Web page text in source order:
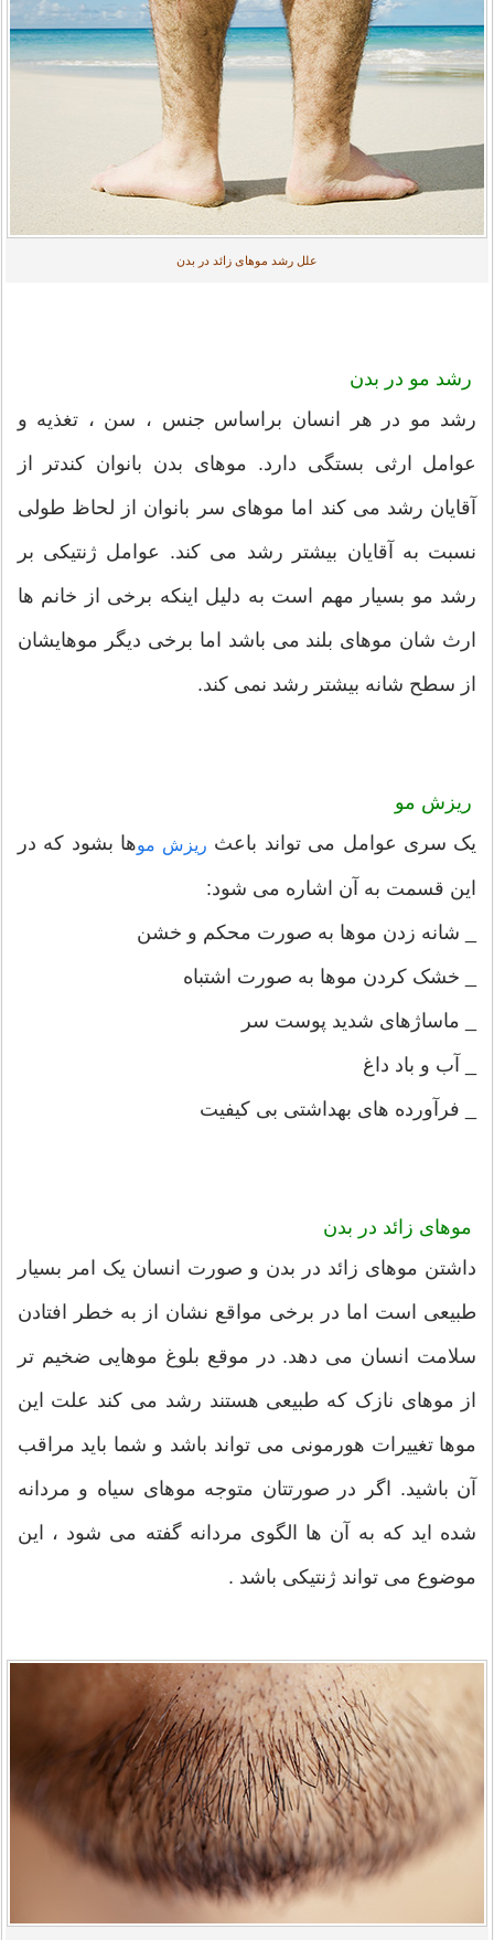
علل رشد موهای زائد در بدن
رشد مو در بدن
رشد مو در هر انسان براساس جنس ، سن ، تغذیه و
عوامل ارثی بستگی دارد. موهای بدن بانوان کندتر از
آقایان رشد می کند اما موهای سر بانوان از لحاظ طولی
نسبت به آقایان بیشتر رشد می کند. عوامل ژنتیکی بر
رشد مو بسیار مهم است به دلیل اینکه برخی از خانم ها
ارث شان موهای بلند می باشد اما برخی دیگر موهایشان
از سطح شانه بیشتر رشد نمی کند.
ریزش مو
یک سری عوامل می تواند باعث ریزش موها بشود که در
این قسمت به آن اشاره می شود:
_ شانه زدن موها به صورت محکم و خشن
_ خشک کردن موها به صورت اشتباه
_ ماساژهای شدید پوست سر
_ آب و باد داغ
_ فرآورده های بهداشتی بی کیفیت
موهای زائد در بدن
داشتن موهای زائد در بدن و صورت انسان یک امر بسیار
طبیعی است اما در برخی مواقع نشان از به خطر افتادن
سلامت انسان می دهد. در موقع بلوغ موهایی ضخیم تر
از موهای نازک که طبیعی هستند رشد می کند علت این
موها تغییرات هورمونی می تواند باشد و شما باید مراقب
آن باشید. اگر در صورتتان متوجه موهای سیاه و مردانه
شده اید که به آن ها الگوی مردانه گفته می شود ، این
موضوع می تواند ژنتیکی باشد .